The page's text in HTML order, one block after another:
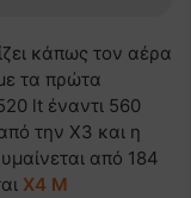
κάπως τον αέρα
τα πρώτα
lt έναντι 560
την X3 και η
από 184
X4 M